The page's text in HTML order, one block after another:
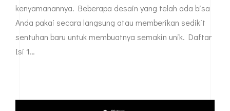
kenyamanannya. Beberapa desain yang telah ada bisa
Anda pakai secara langsung atau memberikan sedikit
sentuhan baru untuk membuatnya semakin unik. Daftar
Isi 1…